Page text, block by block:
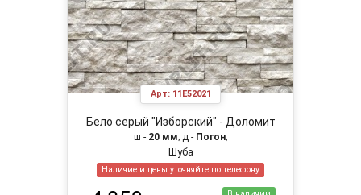
Арт: 11E52021
Бело серый "Изборский" - Доломит
ш - 20 мм; д - Погон;
Шуба
Наличие и цены уточняйте по телефону